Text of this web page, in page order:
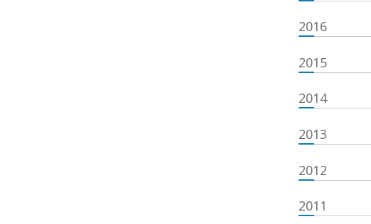
2016
2015
2014
2013
2012
2011